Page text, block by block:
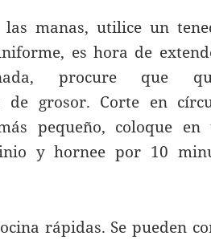
manas, utilice un
es hora de
procure que
grosor. Corte en
pequeño, coloque en
y hornee por 10
rápidas. Se pueden